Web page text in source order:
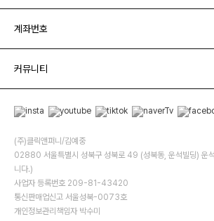
계좌번호
커뮤니티
(주)클릭앤퍼니/김예중
02880 서울특별시 성북구 성북로 49 (성북동, 운석빌딩) 운
니다.)
사업자 등록번호 209-81-43420
통신판매업신고 서울성북-0073호
개인정보관리책임자 박수미